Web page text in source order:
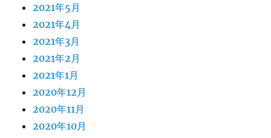
2021年5月
2021年4月
2021年3月
2021年2月
2021年1月
2020年12月
2020年11月
2020年10月